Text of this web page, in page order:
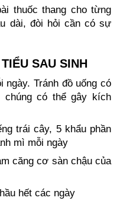
thuốc thang cho từng
dài, đòi hỏi cần có sự
SAU SINH
ngày. Tránh đồ uống có
chúng có thể gây kích
trái cây, 5 khẩu phần
mì mỗi ngày
căng cơ sàn chậu của
hết các ngày